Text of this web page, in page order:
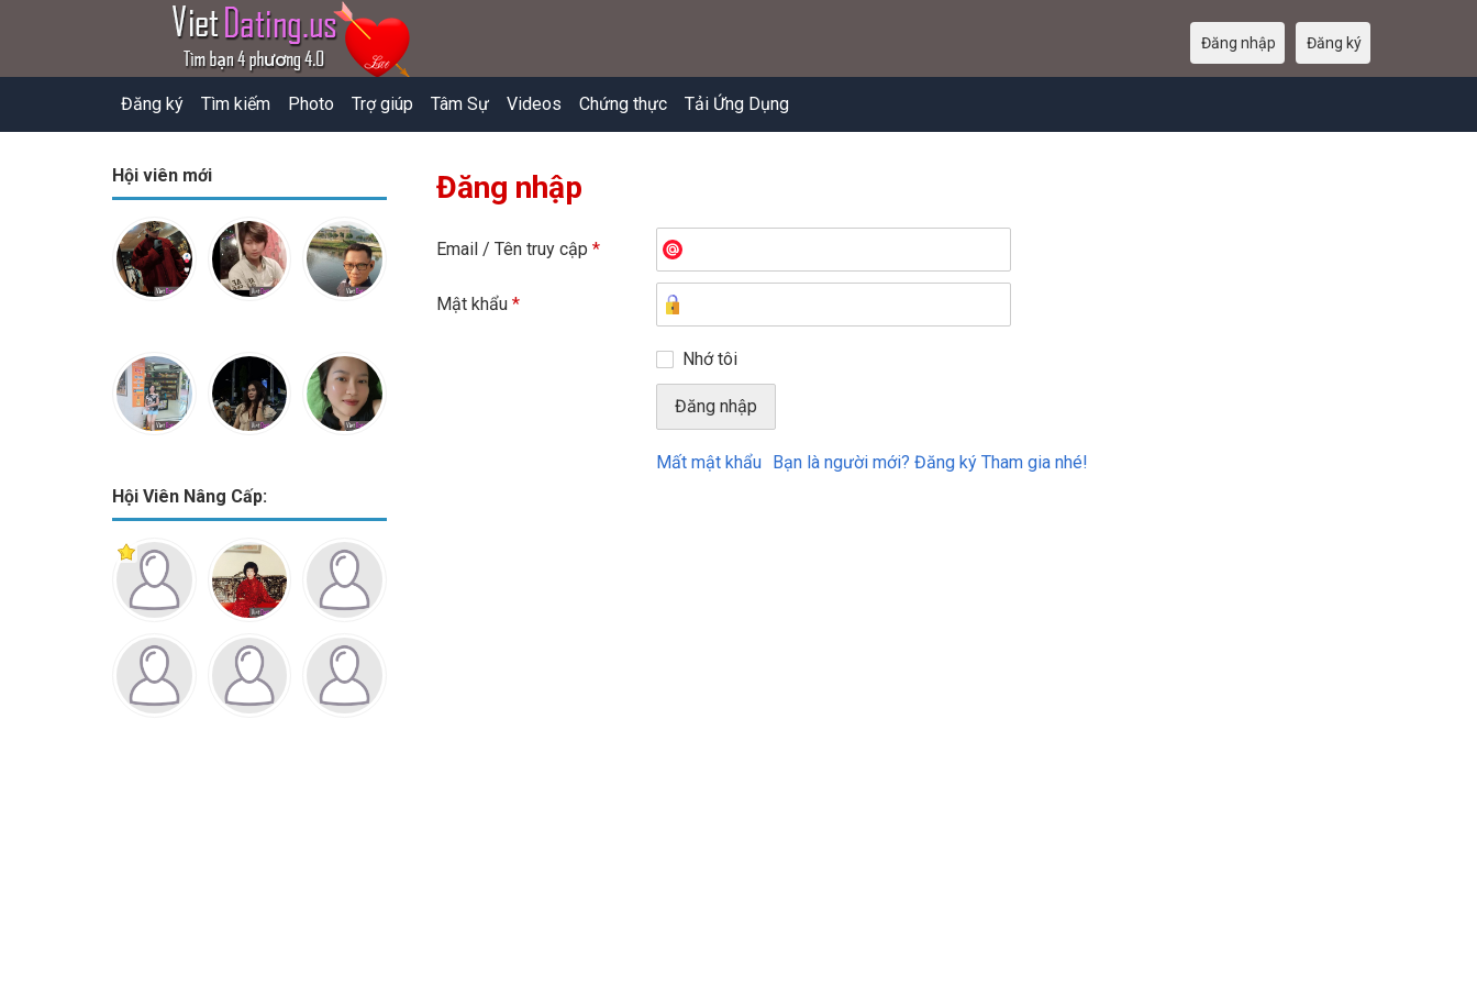
Đăng ký Tìm kiếm Photo Trợ giúp Tâm Sự Videos Chứng thực Tải Ứng Dụng
Đăng nhập Đăng ký
Hội viên mới
Hội Viên Nâng Cấp:
Đăng nhập
Email / Tên truy cập *
Mật khẩu *
Nhớ tôi
Mất mật khẩu Bạn là người mới? Đăng ký Tham gia nhé!